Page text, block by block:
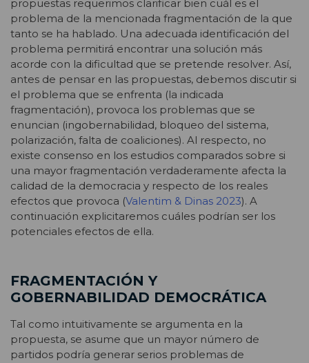
propuestas requerimos clarificar bien cuál es el
problema de la mencionada fragmentación de la que
tanto se ha hablado. Una adecuada identificación del
problema permitirá encontrar una solución más
acorde con la dificultad que se pretende resolver. Así,
antes de pensar en las propuestas, debemos discutir si
el problema que se enfrenta (la indicada
fragmentación), provoca los problemas que se
enuncian (ingobernabilidad, bloqueo del sistema,
polarización, falta de coaliciones). Al respecto, no
existe consenso en los estudios comparados sobre si
una mayor fragmentación verdaderamente afecta la
calidad de la democracia y respecto de los reales
efectos que provoca (Valentim & Dinas 2023). A
continuación explicitaremos cuáles podrían ser los
potenciales efectos de ella.
FRAGMENTACIÓN Y
GOBERNABILIDAD DEMOCRÁTICA
Tal como intuitivamente se argumenta en la
propuesta, se asume que un mayor número de
partidos podría generar serios problemas de